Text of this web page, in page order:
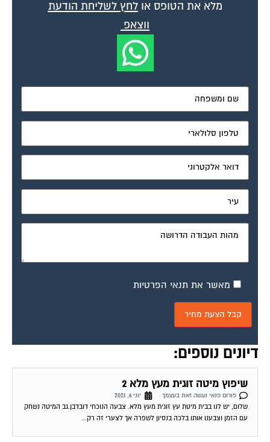
ווצאפ
דיונים נוספים:
שיפוץ מיטה זוגית מעץ מלא 2
פורום פנאי ועשה זאת בעצמך
יוני 6, 2021
שלום, יש לנו בבית מיטת עץ זוגית מעץ מלא. צבעה הנוכחי דובדבן.גב המיטה נשחק
עם הזמן וצבענו אותו בלכה בנסיון לשפרה אך לצערי זה רק...